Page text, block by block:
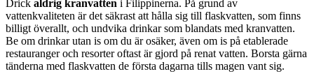
Drick aldrig kranvatten i Filippinerna. På grund av
vattenkvaliteten är det säkrast att hålla sig till flaskvatten, som finns
billigt överallt, och undvika drinkar som blandats med kranvatten.
Be om drinkar utan is om du är osäker, även om is på etablerade
restauranger och resorter oftast är gjord på renat vatten. Borsta gärna
tänderna med flaskvatten de första dagarna tills magen vant sig.